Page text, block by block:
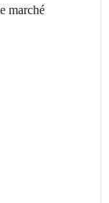
marché